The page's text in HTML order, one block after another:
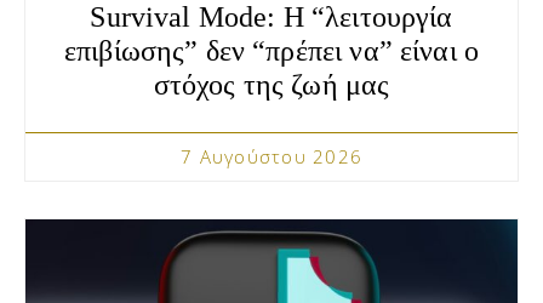
Survival Mode: Η “λειτουργία
επιβίωσης” δεν “πρέπει να” είναι ο
στόχος της ζωή μας
7 Αυγούστου 2026